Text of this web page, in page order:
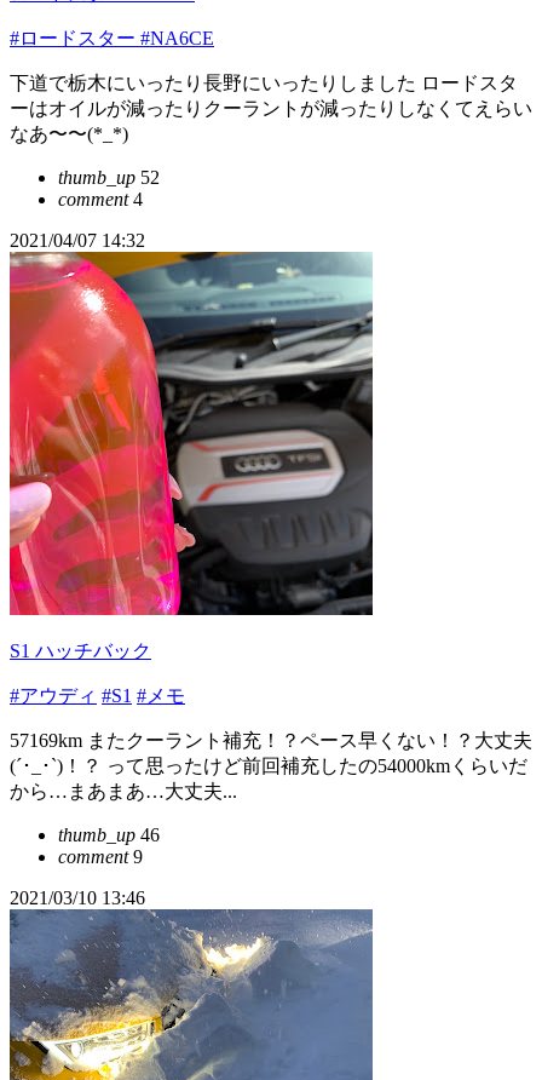
#ロードスター #NA6CE
下道で栃木にいったり長野にいったりしました ロードスタ
ーはオイルが減ったりクーラントが減ったりしなくてえらい
なあ〜〜(*_*)
thumb_up 52
comment4
2021/04/07 14:32
S1 ハッチバック
#アウディ #S1 #メモ
57169km またクーラント補充！？ペース早くない！？大丈夫
(´･_･`)！？ って思ったけど前回補充したの54000kmくらいだ
から…まあまあ…大丈夫...
thumb_up 46
comment9
2021/03/10 13:46